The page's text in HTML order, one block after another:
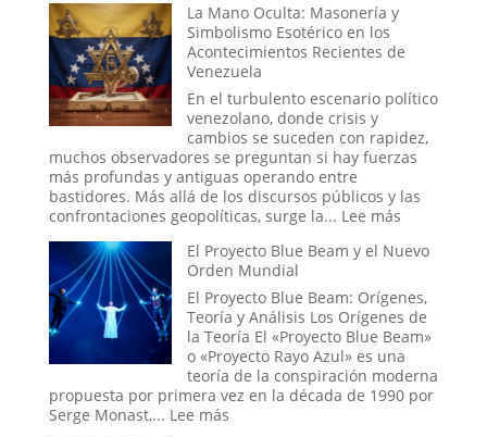
El
Símbolo
del
Infinito
y
el
Ciclo
Eterno
de
la
La Mano Oculta: Masonería y
Simbolismo Esotérico en los
Acontecimientos Recientes de
Venezuela
En el turbulento escenario político
venezolano, donde crisis y
cambios se suceden con rapidez,
muchos observadores se preguntan si hay fuerzas
más profundas y antiguas operando entre
bastidores. Más allá de los discursos públicos y las
confrontaciones geopolíticas, surge la... Lee más:
Mano
Masonería
y
Simbolismo
Esotérico
en
los
El Proyecto Blue Beam y el Nuevo
Orden Mundial
El Proyecto Blue Beam: Orígenes,
Teoría y Análisis Los Orígenes de
la Teoría El «Proyecto Blue Beam»
o «Proyecto Rayo Azul» es una
teoría de la conspiración moderna
propuesta por primera vez en la década de 1990 por
Serge Monast,... Lee más: